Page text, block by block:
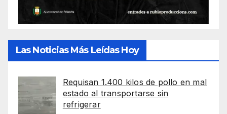
Las Noticias Más Leídas Hoy
Requisan 1.400 kilos de pollo en mal
estado al transportarse sin
refrigerar